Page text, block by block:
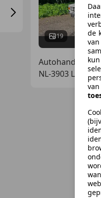
19
Autohandel
NL-3903 LK
de